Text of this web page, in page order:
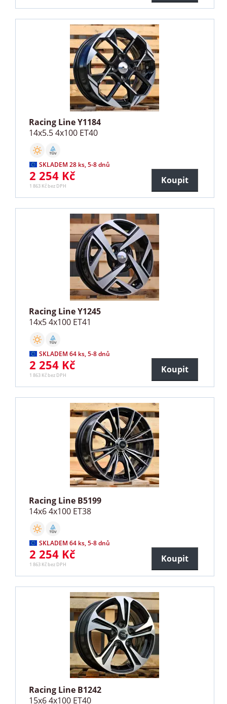
Racing Line Y1184
14x5.5 4x100 ET40
SKLADEM 28 ks, 5-8 dnů
2 254 Kč
1 863 Kč bez DPH
Koupit
Racing Line Y1245
14x5 4x100 ET41
SKLADEM 64 ks, 5-8 dnů
2 254 Kč
1 863 Kč bez DPH
Koupit
Racing Line B5199
14x6 4x100 ET38
SKLADEM 64 ks, 5-8 dnů
2 254 Kč
1 863 Kč bez DPH
Koupit
Racing Line B1242
15x6 4x100 ET40